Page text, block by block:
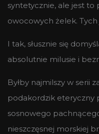
syntetycznie, ale jest to
owocowych żelek.
I tak, słusznie się
absolutnie milusie i
Byłby najmilszy w serii
podakordzik eteryczny
sosnowego
nieszczęsnej morskiej